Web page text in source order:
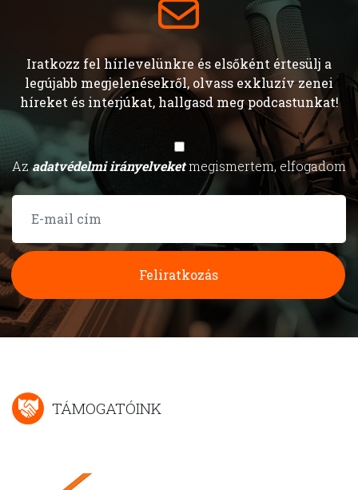
Iratkozz fel hírlevelünkre és elsőként értesülj a
legújabb megjelenésekről, olvass exkluzív zenei
híreket és interjúkat, hallgasd meg podcastunkat!
Azadatvédelmi irányelveketmegismertem, elfogadom
Feliratkozás
TÁMOGATÓINK